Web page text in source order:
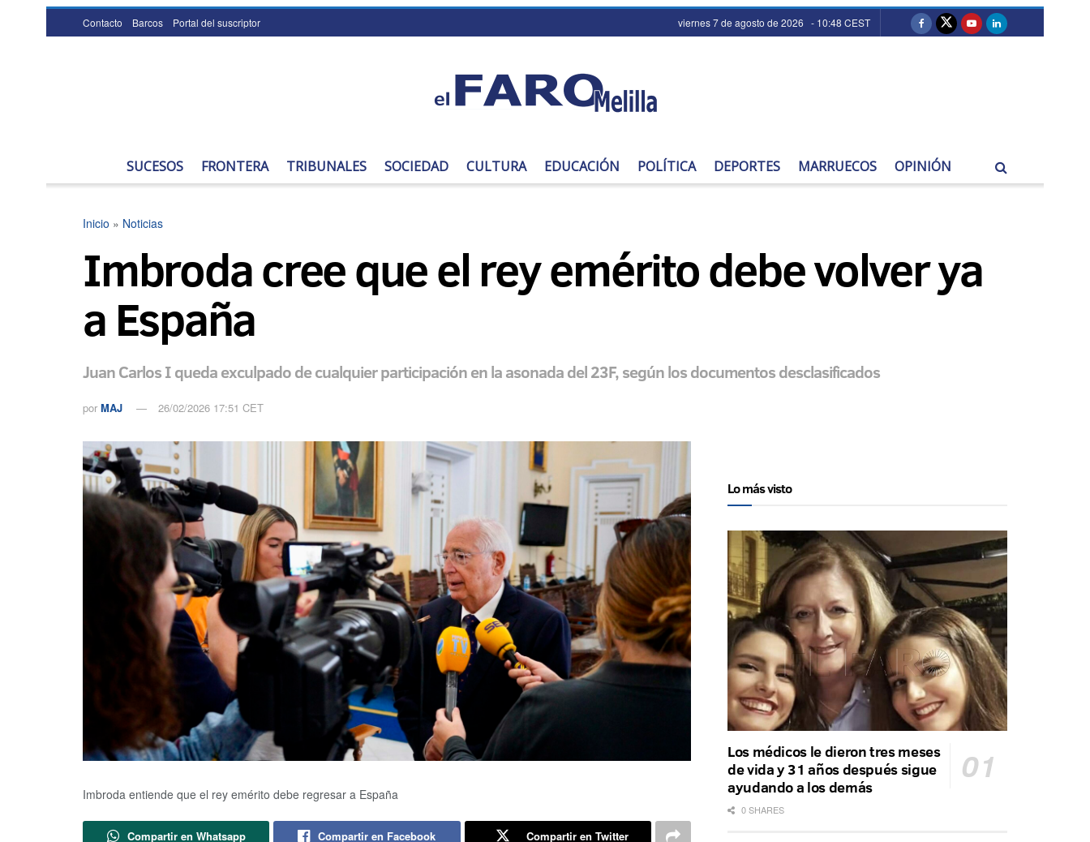
Contacto Barcos Portal del suscriptor viernes 7 de agosto de 2026 - 10:48 CEST
SUCESOS FRONTERA TRIBUNALES SOCIEDAD CULTURA EDUCACIÓN POLÍTICA DEPORTES MARRUECOS OPINIÓN
Inicio » Noticias
Imbroda cree que el rey emérito debe volver ya
a España
Juan Carlos I queda exculpado de cualquier participación en la asonada del 23F, según los documentos desclasificados
por MAJ 26/02/2026 17:51 CET
Imbroda entiende que el rey emérito debe regresar a España
Compartir en Whatsapp Compartir en Facebook Compartir en Twitter
Lo más visto
Los médicos le dieron tres meses
de vida y 31 años después sigue
ayudando a los demás
0 SHARES